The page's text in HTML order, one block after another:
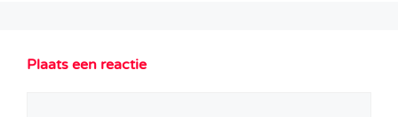
Plaats een reactie